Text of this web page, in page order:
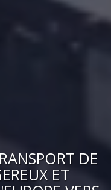
DE
ET